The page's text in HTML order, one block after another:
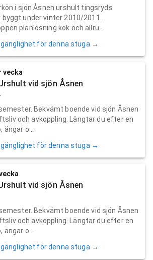
i sjön Åsnen urshult tingsryds
under vinter 2010/2011.
planlösning kök och allru...
för denna stuga →
vecka
vid sjön Åsnen
Bekvämt boende vid sjön Åsnen
och avkoppling. Längtar du efter en
o...
för denna stuga →
vid sjön Åsnen
Bekvämt boende vid sjön Åsnen
och avkoppling. Längtar du efter en
o...
för denna stuga →